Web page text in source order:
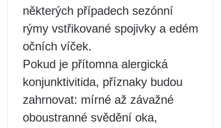
některých případech sezónní
rýmy vstřikované spojivky a edém
očních víček.
Pokud je přítomna alergická
konjunktivitida, příznaky budou
zahrnovat: mírné až závažné
oboustranné svědění oka,